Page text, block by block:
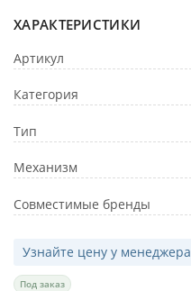
ХАРАКТЕРИСТИКИ
Артикул
Категория
Тип
Механизм
Совместимые бренды
Узнайте цену у менеджера
Под заказ